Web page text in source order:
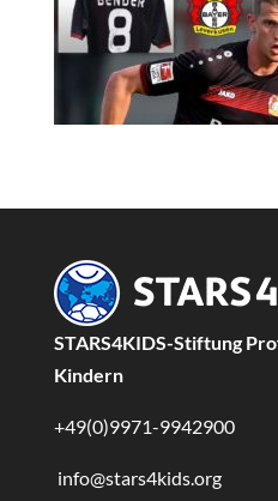
STARS4KIDS-Stiftung
Kindern
+49(0)9971-9942900
info@stars4kids.org